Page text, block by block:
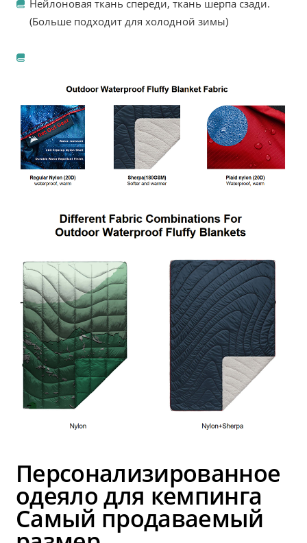
Нейлоновая ткань спереди, ткань шерпа сзади.
(Больше подходит для холодной зимы)
Персонализированное
одеяло для кемпинга
Самый продаваемый